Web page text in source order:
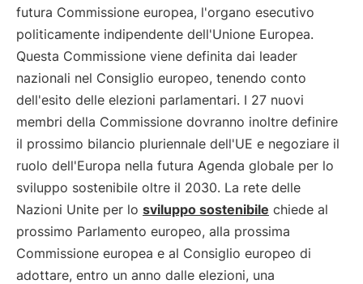
futura Commissione europea, l'organo esecutivo
politicamente indipendente dell'Unione Europea.
Questa Commissione viene definita dai leader
nazionali nel Consiglio europeo, tenendo conto
dell'esito delle elezioni parlamentari. I 27 nuovi
membri della Commissione dovranno inoltre definire
il prossimo bilancio pluriennale dell'UE e negoziare il
ruolo dell'Europa nella futura Agenda globale per lo
sviluppo sostenibile oltre il 2030. La rete delle
Nazioni Unite per lo sviluppo sostenibile chiede al
prossimo Parlamento europeo, alla prossima
Commissione europea e al Consiglio europeo di
adottare, entro un anno dalle elezioni, una